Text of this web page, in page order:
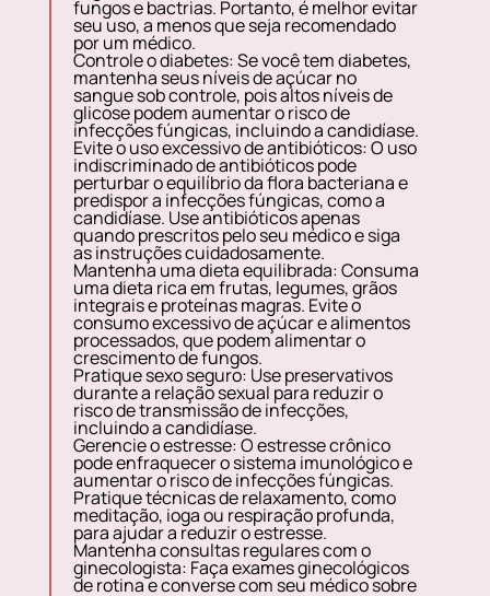
fungos e bactrias. Portanto, é melhor evitar
seu uso, a menos que seja recomendado
por um médico.
Controle o diabetes:Se você tem diabetes,
mantenha seus níveis de açúcar no
sangue sob controle, pois altos níveis de
glicose podem aumentar o risco de
infecções fúngicas, incluindo a candidíase.
Evite o uso excessivo de antibióticos:O uso
indiscriminado de antibióticos pode
perturbar o equilíbrio da flora bacteriana e
predispor a infecções fúngicas, como a
candidíase. Use antibióticos apenas
quando prescritos pelo seu médico e siga
as instruções cuidadosamente.
Mantenha uma dieta equilibrada:Consuma
uma dieta rica em frutas, legumes, grãos
integrais e proteínas magras. Evite o
consumo excessivo de açúcar e alimentos
processados, que podem alimentar o
crescimento de fungos.
Pratique sexo seguro: Use preservativos
durante a relação sexual para reduzir o
risco de transmissão de infecções,
incluindo a candidíase.
Gerencie o estresse:O estresse crônico
pode enfraquecer o sistema imunológico e
aumentar o risco de infecções fúngicas.
Pratique técnicas de relaxamento, como
meditação, ioga ou respiração profunda,
para ajudar a reduzir o estresse.
Mantenha consultas regulares com o
ginecologista: Faça exames ginecológicos
de rotina e converse com seu médico sobre